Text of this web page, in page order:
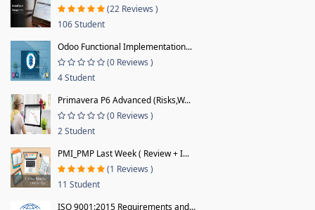
(22 Reviews )
106 Student
Odoo Functional Implementation...
(0 Reviews )
4 Student
Primavera P6 Advanced (Risks,W...
(0 Reviews )
2 Student
PMI_PMP Last Week ( Review + I...
(1 Reviews )
11 Student
ISO 9001:2015 Requirements and...